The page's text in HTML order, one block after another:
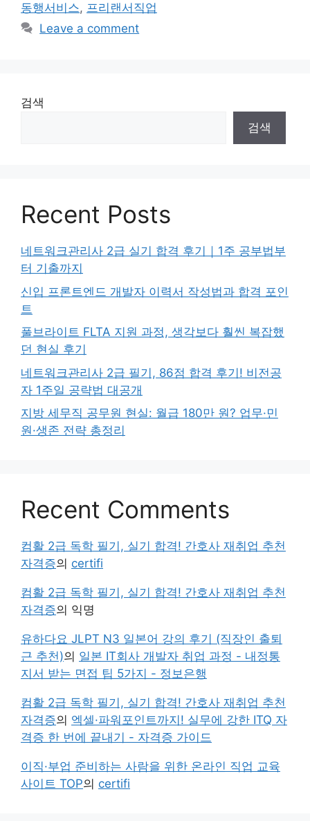
동행서비스, 프리랜서직업
Leave a comment
검색
검색
Recent Posts
네트워크관리사 2급 실기 합격 후기｜1주 공부법부
터 기출까지
신입 프론트엔드 개발자 이력서 작성법과 합격 포인
트
풀브라이트 FLTA 지원 과정, 생각보다 훨씬 복잡했
던 현실 후기
네트워크관리사 2급 필기, 86점 합격 후기! 비전공
자 1주일 공략법 대공개
지방 세무직 공무원 현실: 월급 180만 원? 업무·민
원·생존 전략 총정리
Recent Comments
컴활 2급 독학 필기, 실기 합격! 간호사 재취업 추천
자격증의 certifi
컴활 2급 독학 필기, 실기 합격! 간호사 재취업 추천
자격증의 익명
유하다요 JLPT N3 일본어 강의 후기 (직장인 출퇴
근 추천)의 일본 IT회사 개발자 취업 과정 - 내정통
지서 받는 면접 팁 5가지 - 정보은행
컴활 2급 독학 필기, 실기 합격! 간호사 재취업 추천
자격증의 엑셀·파워포인트까지! 실무에 강한 ITQ 자
격증 한 번에 끝내기 - 자격증 가이드
이직·부업 준비하는 사람을 위한 온라인 직업 교육
사이트 TOP의 certifi